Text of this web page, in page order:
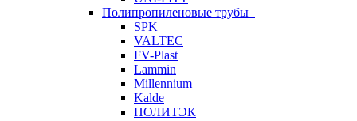
Полипропиленовые трубы
SPK
VALTEC
FV-Plast
Lammin
Millennium
Kalde
ПОЛИТЭК